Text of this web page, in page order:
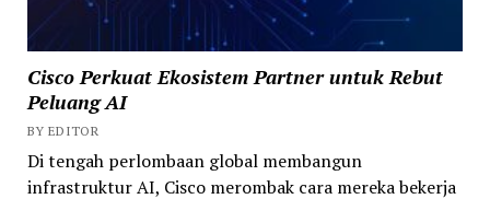
Cisco Perkuat Ekosistem Partner untuk Rebut
Peluang AI
BY EDITOR
Di tengah perlombaan global membangun
infrastruktur AI, Cisco merombak cara mereka bekerja